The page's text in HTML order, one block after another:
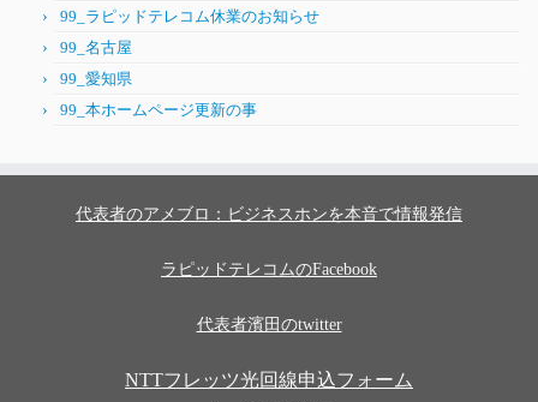
99_ラピッドテレコム休業のお知らせ
99_名古屋
99_愛知県
99_本ホームページ更新の事
代表者のアメブロ：ビジネスホンを本音で情報発信
ラピッドテレコムのFacebook
代表者濱田のtwitter
NTTフレッツ光回線申込フォーム